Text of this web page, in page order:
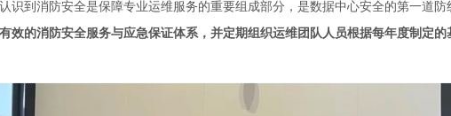
识到消防安全是保障专业运维服务的重要组成部分，是数据中心安全的第一道防
效的消防安全服务与应急保证体系，并定期组织运维团队人员根据每年度制定